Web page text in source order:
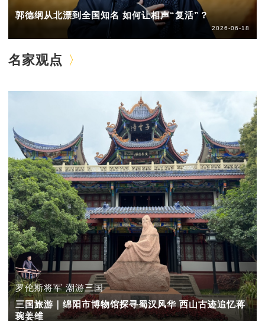
郭德纲从北漂到全国知名 如何让相声“复活”？
2026-06-18
名家观点
罗伦斯将军 潮游三国
三国旅游｜绵阳市博物馆探寻蜀汉风华 西山古迹追忆蒋
琬姜维